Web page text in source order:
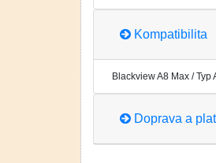
Kompatibilita
Blackview A8 Max / Typ
Doprava a